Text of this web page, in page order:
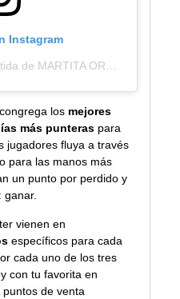
Instagram
Una publicación compartida de MARTITA ORTEGA (@martits14)
los mejores
más punteras para
jugadores fluya a través
para las manos más
un punto por perdido y
ganar.
vienen en
específicos para cada
cada uno de los tres
con tu favorita en
de venta